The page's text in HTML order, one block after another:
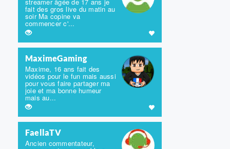
fait des gros live du matin au
soir Ma copine va
commencer c'...
MaximeGaming
Maxime, 16 ans fait des
vidéos pour le fun mais aussi
pour vous faire partager ma
joie et ma bonne humeur
mais au...
FaellaTV
Ancien commentateur,